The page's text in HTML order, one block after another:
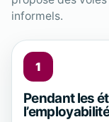
informels.
1
Pendant les